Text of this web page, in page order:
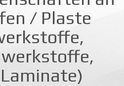
/ Plaste